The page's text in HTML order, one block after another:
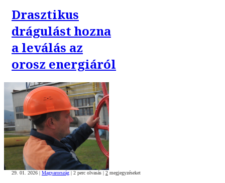
Drasztikus
drágulást hozna
a leválás az
orosz energiáról
29. 01. 2026 | Magyarország | 2 perc olvasás | 2 megjegyzéseket